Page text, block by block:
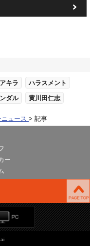
キラ ハラスメント
ダル 黄川田仁志
ュース 記事
ー